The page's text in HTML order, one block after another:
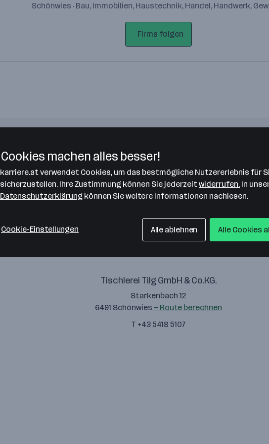
Schönwies · Bau, Immobilien, Haustechnik, Handel, Handwerk,
Firma folgen
Bitte stimme unseren Cookie-
Richtlinien zu, um diese Karte
anzuzeigen.
Tischlerei Tilg GmbH & Co.KG.
Starkenbach 12
6491 Schönwies — Route berechnen
T +43 5418 5107
Cookies machen alles besser!
karriere.at verwendet Cookies, um das bestmögliche Nutzererlebnis für
sicherzustellen. Ihre Zustimmung können Sie jederzeit widerrufen. In
Datenschutzerklärung können Sie weitere Informationen nachlesen.
Cookie-Einstellungen Alle ablehnen Alle Cookies